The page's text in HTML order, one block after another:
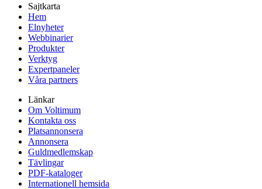
Sajtkarta
Hem
Elnyheter
Webbinarier
Produkter
Verktyg
Expertpaneler
Våra partners
Länkar
Om Voltimum
Kontakta oss
Platsannonsera
Annonsera
Guldmedlemskap
Tävlingar
PDF-kataloger
Internationell hemsida